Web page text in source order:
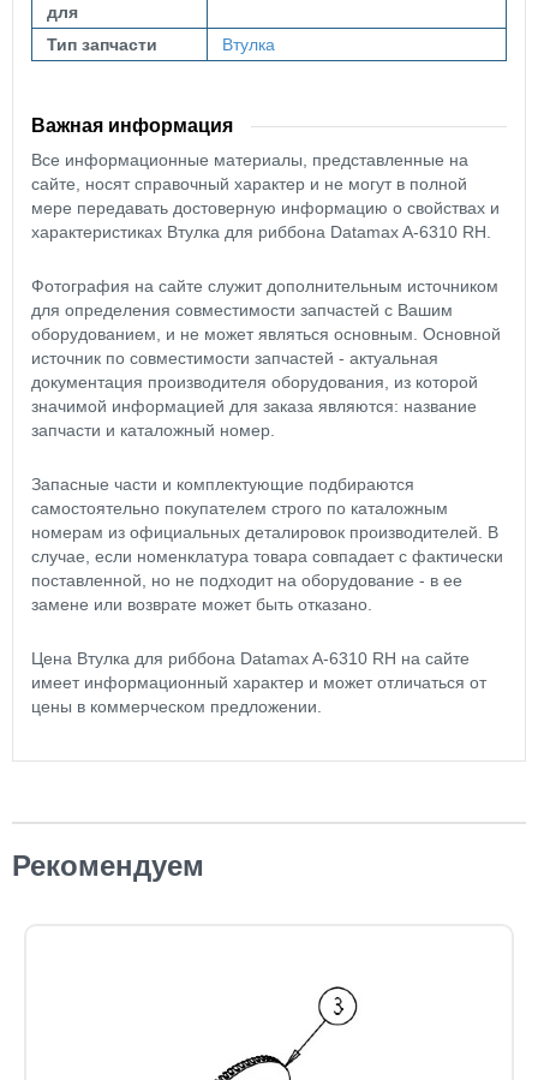
для
Тип запчасти Втулка
Важная информация
Все информационные материалы, представленные на
сайте, носят справочный характер и не могут в полной
мере передавать достоверную информацию о свойствах и
характеристиках Втулка для риббона Datamax A-6310 RH.
Фотография на сайте служит дополнительным источником
для определения совместимости запчастей с Вашим
оборудованием, и не может являться основным. Основной
источник по совместимости запчастей - актуальная
документация производителя оборудования, из которой
значимой информацией для заказа являются: название
запчасти и каталожный номер.
Запасные части и комплектующие подбираются
самостоятельно покупателем строго по каталожным
номерам из официальных деталировок производителей. В
случае, если номенклатура товара совпадает с фактически
поставленной, но не подходит на оборудование - в ее
замене или возврате может быть отказано.
Цена Втулка для риббона Datamax A-6310 RH на сайте
имеет информационный характер и может отличаться от
цены в коммерческом предложении.
Рекомендуем